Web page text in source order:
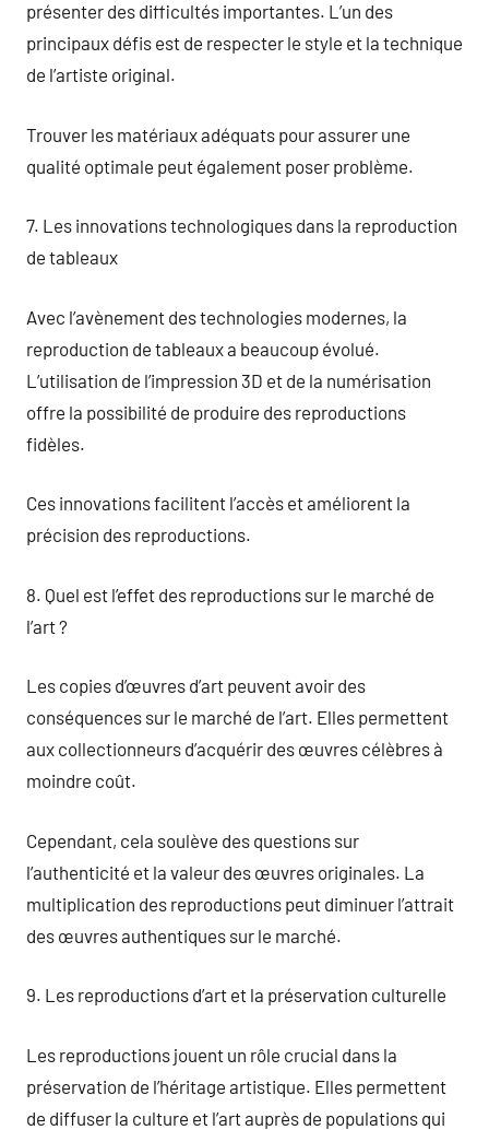
présenter des difficultés importantes. L’un des
principaux défis est de respecter le style et la technique
de l’artiste original.
Trouver les matériaux adéquats pour assurer une
qualité optimale peut également poser problème.
7. Les innovations technologiques dans la reproduction
de tableaux
Avec l’avènement des technologies modernes, la
reproduction de tableaux a beaucoup évolué.
L’utilisation de l’impression 3D et de la numérisation
offre la possibilité de produire des reproductions
fidèles.
Ces innovations facilitent l’accès et améliorent la
précision des reproductions.
8. Quel est l’effet des reproductions sur le marché de
l’art ?
Les copies d’œuvres d’art peuvent avoir des
conséquences sur le marché de l’art. Elles permettent
aux collectionneurs d’acquérir des œuvres célèbres à
moindre coût.
Cependant, cela soulève des questions sur
l’authenticité et la valeur des œuvres originales. La
multiplication des reproductions peut diminuer l’attrait
des œuvres authentiques sur le marché.
9. Les reproductions d’art et la préservation culturelle
Les reproductions jouent un rôle crucial dans la
préservation de l’héritage artistique. Elles permettent
de diffuser la culture et l’art auprès de populations qui